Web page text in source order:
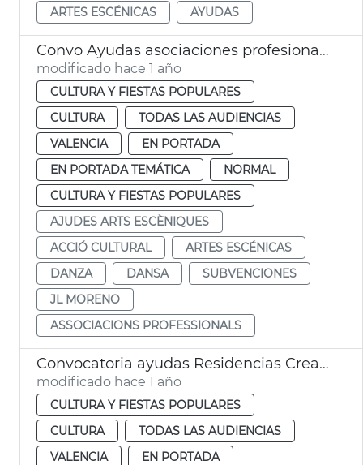
ARTES ESCÉNICAS
AYUDAS
Convo Ayudas asociaciones profesionales Artes Escénicas 2025
modificado hace 1 año
CULTURA Y FIESTAS POPULARES
CULTURA
TODAS LAS AUDIENCIAS
VALENCIA
EN PORTADA
EN PORTADA TEMÁTICA
NORMAL
CULTURA Y FIESTAS POPULARES
AJUDES ARTS ESCÈNIQUES
ACCIÓ CULTURAL
ARTES ESCÉNICAS
DANZA
DANSA
SUBVENCIONES
JL MORENO
ASSOCIACIONS PROFESSIONALS
Convocatoria ayudas Residencias Creación Artística 2025 y Asociaciones de Profesionales Artes Escénicas
modificado hace 1 año
CULTURA Y FIESTAS POPULARES
CULTURA
TODAS LAS AUDIENCIAS
VALENCIA
EN PORTADA